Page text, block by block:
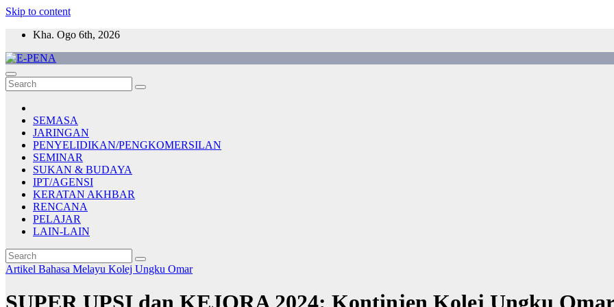
Skip to content
Kha. Ogo 6th, 2026
E-PENA
Berita Digital Terkini
SEMASA
JARINGAN
PENYELIDIKAN/PENGKOMERSILAN
SEMINAR
SUKAN & BUDAYA
IPT/AGENSI
KERATAN AKHBAR
RENCANA
PELAJAR
LAIN-LAIN
Artikel Bahasa Melayu Kolej Ungku Omar